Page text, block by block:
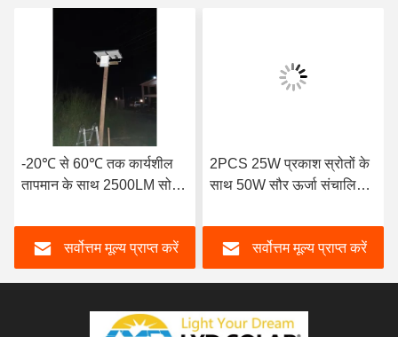
-20℃ से 60℃ तक कार्यशील
तापमान के साथ 2500LM सोलर
सर्वोत्तम मूल्य प्राप्त करें
2PCS 25W प्रकाश स्रोतों के
साथ 50W सौर ऊर्जा संचालित
सर्वोत्तम मूल्य प्राप्त करें